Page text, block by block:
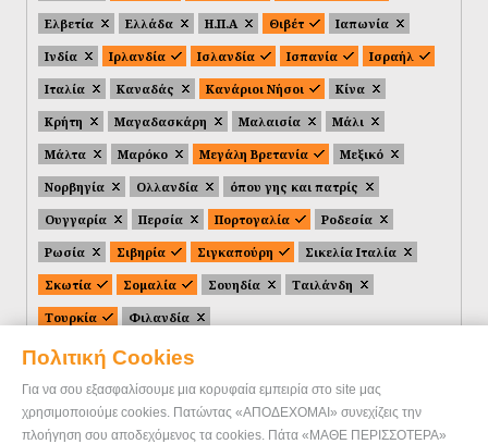
Πολιτική Cookies
Για να σου εξασφαλίσουμε μια κορυφαία εμπειρία στο site μας
χρησιμοποιούμε cookies. Πατώντας «ΑΠΟΔΕΧΟΜΑΙ» συνεχίζεις την
πλοήγηση σου αποδεχόμενος τα cookies. Πάτα «ΜΑΘΕ ΠΕΡΙΣΣΟΤΕΡΑ»
Ελβετία
Ελλάδα Η.Π.Α Θιβέτ
Ιαπωνία
Ινδία
Ιρλανδία Ισλανδία Ισπανία
Ισραήλ
Ιταλία
Καναδάς Κανάριοι Νήσοι
Κίνα
Κρήτη
Μαγαδασκάρη Μαλαισία
Μάλι
Μάλτα
Μαρόκο Μεγάλη Βρετανία
Μεξικό
Νορβηγία
Ολλανδία
όπου γης και πατρίς
Ουγγαρία
Περσία Πορτογαλία
Ροδεσία
Ρωσία
Σιβηρία Σιγκαπούρη
Σικελία Ιταλία
Σκωτία
Σομαλία Σουηδία
Ταιλάνδη
Τουρκία
Φιλανδία